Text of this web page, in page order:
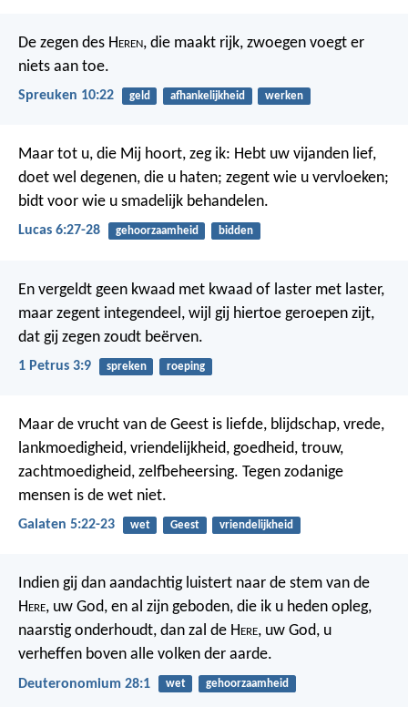
De zegen des Heren, die maakt rijk, zwoegen voegt er
niets aan toe.
Spreuken 10:22 geld afhankelijkheid werken
Maar tot u, die Mij hoort, zeg ik: Hebt uw vijanden lief,
doet wel degenen, die u haten; zegent wie u vervloeken;
bidt voor wie u smadelijk behandelen.
Lucas 6:27-28 gehoorzaamheid bidden
En vergeldt geen kwaad met kwaad of laster met laster,
maar zegent integendeel, wijl gij hiertoe geroepen zijt,
dat gij zegen zoudt beërven.
1 Petrus 3:9 spreken roeping
Maar de vrucht van de Geest is liefde, blijdschap, vrede,
lankmoedigheid, vriendelijkheid, goedheid, trouw,
zachtmoedigheid, zelfbeheersing. Tegen zodanige
mensen is de wet niet.
Galaten 5:22-23 wet Geest vriendelijkheid
Indien gij dan aandachtig luistert naar de stem van de
Here, uw God, en al zijn geboden, die ik u heden opleg,
naarstig onderhoudt, dan zal de Here, uw God, u
verheffen boven alle volken der aarde.
Deuteronomium 28:1 wet gehoorzaamheid